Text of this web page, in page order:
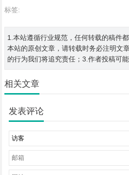
标签:
1.本站遵循行业规范，任何转载的稿件
本站的原创文章，请转载时务必注明文
的行为我们将追究责任；3.作者投稿可
相关文章
发表评论